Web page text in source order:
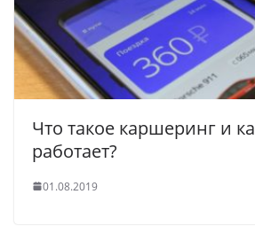
Что такое каршеринг и
работает?
01.08.2019